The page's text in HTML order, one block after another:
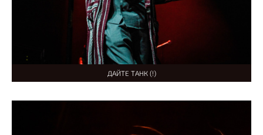
ДАЙТЕ ТАНК (!)